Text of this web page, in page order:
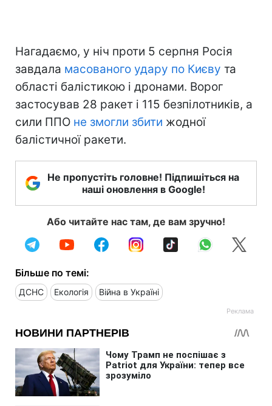
Нагадаємо, у ніч проти 5 серпня Росія
завдала масованого удару по Києву та
області балістикою і дронами. Ворог
застосував 28 ракет і 115 безпілотників, а
сили ППО не змогли збити жодної
балістичної ракети.
Не пропустіть головне! Підпишіться на
наші оновлення в Google!
Або читайте нас там, де вам зручно!
Більше по темі:
ДСНС Екологія Війна в Україні